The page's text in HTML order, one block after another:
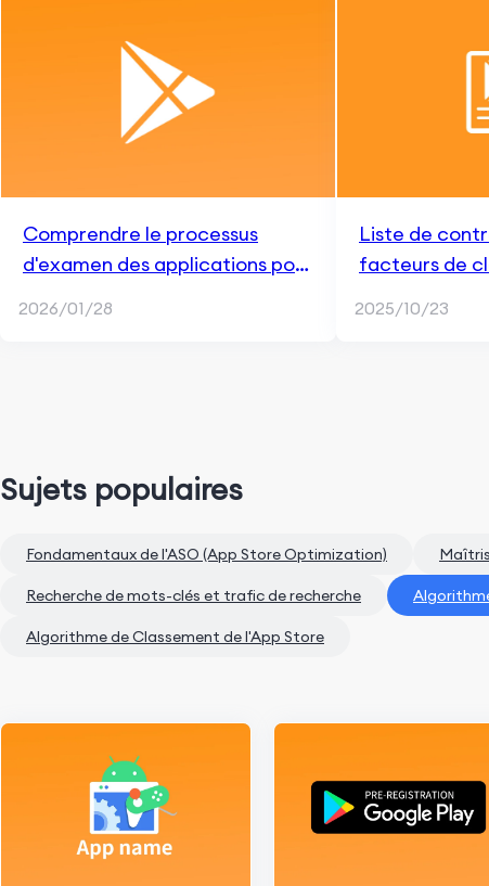
Comprendre le processus
d'examen des applications pour
2026/01/28
Liste de
facteurs de
2025/10/23
Sujets populaires
Fondamentaux de l'ASO (App Store Optimization)
Recherche de mots-clés et trafic de recherche
Algorithme de Classement de l'App Store